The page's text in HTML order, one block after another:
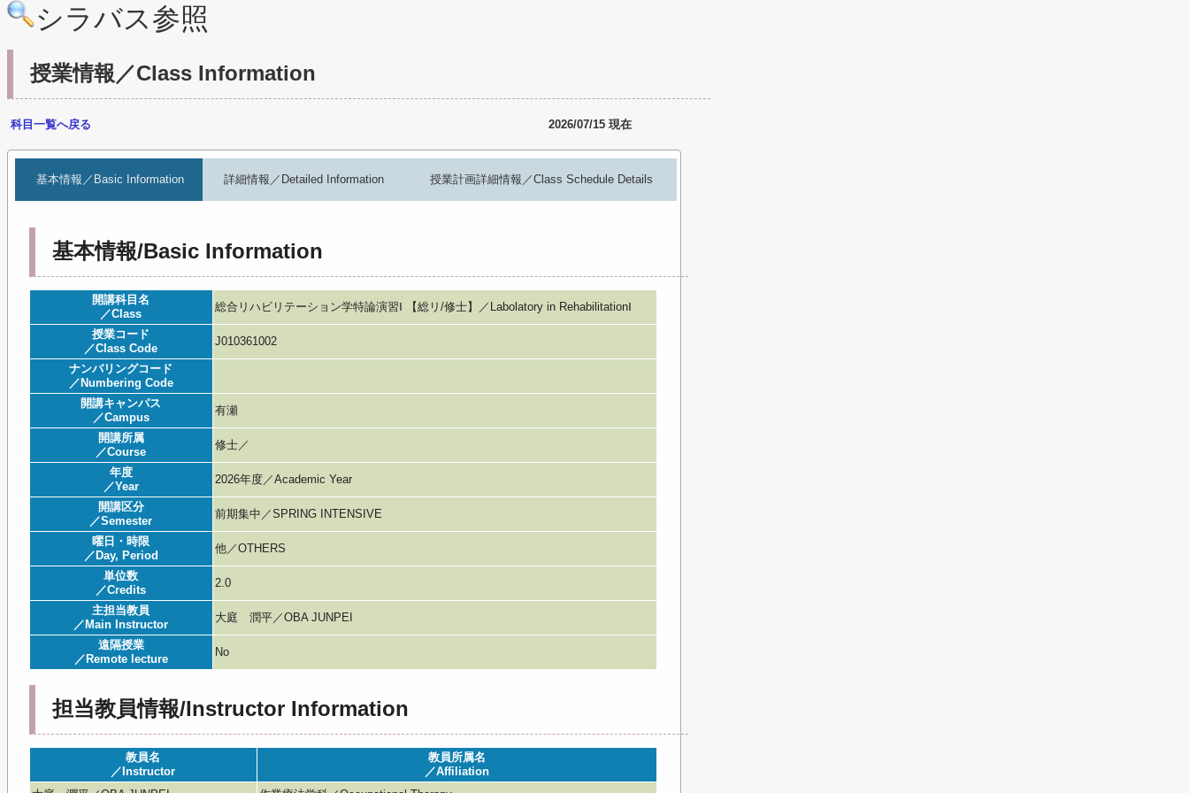
シラバス参照
授業情報／Class Information
科目一覧へ戻る 2026/07/15 現在
基本情報／Basic Information 詳細情報／Detailed Information 授業計画詳細情報／Class Schedule Details
基本情報/Basic Information
開講科目名
／Class
総合リハビリテーション学特論演習Ⅰ 【総リ/修士】／Labolatory in RehabilitationⅠ
授業コード
／Class Code
J010361002
ナンバリングコード
／Numbering Code
開講キャンパス
／Campus
有瀬
開講所属
／Course
修士／
年度
／Year
2026年度／Academic Year
開講区分
／Semester
前期集中／SPRING INTENSIVE
曜日・時限
／Day, Period
他／OTHERS
単位数
／Credits
2.0
主担当教員
／Main Instructor
大庭 潤平／OBA JUNPEI
遠隔授業
／Remote lecture
No
担当教員情報/Instructor Information
教員名
／Instructor
教員所属名
／Affiliation